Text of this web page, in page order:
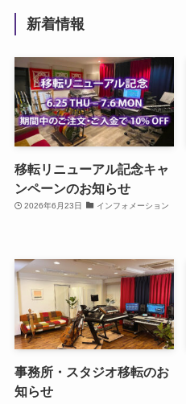
新着情報
移転リニューアル記念キャ
ンペーンのお知らせ
2026年6月23日 インフォメーション
事務所・スタジオ移転のお
知らせ